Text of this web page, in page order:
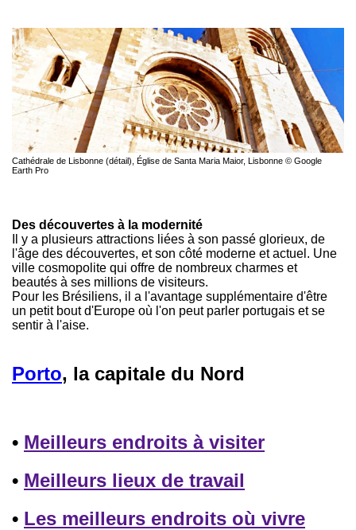
Cathédrale de Lisbonne (détail), Église de Santa Maria Maior, Lisbonne © Google
Earth Pro
Des découvertes à la modernité
Il y a plusieurs attractions liées à son passé glorieux, de
l'âge des découvertes, et son côté moderne et actuel. Une
ville cosmopolite qui offre de nombreux charmes et
beautés à ses millions de visiteurs.
Pour les Brésiliens, il a l'avantage supplémentaire d'être
un petit bout d'Europe où l'on peut parler portugais et se
sentir à l'aise.
Porto, la capitale du Nord
• Meilleurs endroits à visiter
• Meilleurs lieux de travail
• Les meilleurs endroits où vivre